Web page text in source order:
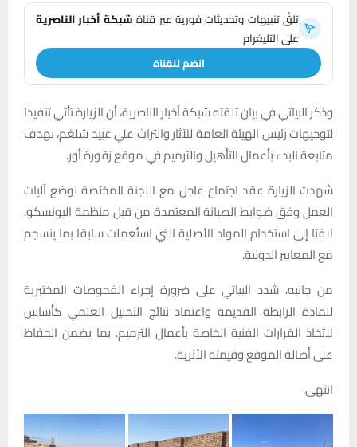
تلقَّ تنبيهات وتحديثات فورية عبر قناةشبكة أخبار الناصرية
على التليغرام
انضم للقناة
وذكر البياتي في بيان تلقته شبكة أخبار الناصرية، أن الزيارة تأتي تنفيذا
لتوجيهات رئيس الهيئة العامة للآثار والتراث علي عبيد شلغم، بهدف
متابعة البدء بأعمال التأهيل والترميم في موقع زقورة أور.
شهدت الزيارة عقد اجتماع عاجل مع اللجنة المختصة لوضع آليات
العمل وفق ضوابط الصيانة المعتمدة من قبل منظمة اليونسكو.
لافتا إلى استخدام المواد الأصلية التي استُعملت سابقا بما ينسجم
مع المعايير الدولية.
من جانبه، شدد البياتي على ضرورة إجراء الفحوصات المختبرية
للمادة الرابطة القديمة واعتماد نتائج التحليل العلمي كأساس
لاتخاذ القرارات الفنية الخاصة بأعمال الترميم. بما يضمن الحفاظ
على أصالة الموقع وقيمته الأثرية.
انتهى.